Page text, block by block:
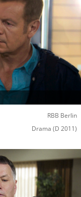
RBB Berlin
Drama (D 2011)